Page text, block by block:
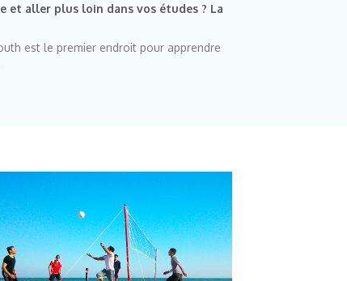
et aller plus loin dans vos études ? La
est le premier endroit pour apprendre